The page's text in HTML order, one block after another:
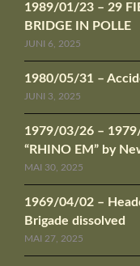
1989/01/23 – 29
BRIDGE IN POLLE
JUNI 6, 2025
1980/05/31 –
JUNI 3, 2025
1979/03/26 –
“RHINO EM” by
MAI 30, 2025
1969/04/02 –
Brigade dissolved
MAI 27, 2025